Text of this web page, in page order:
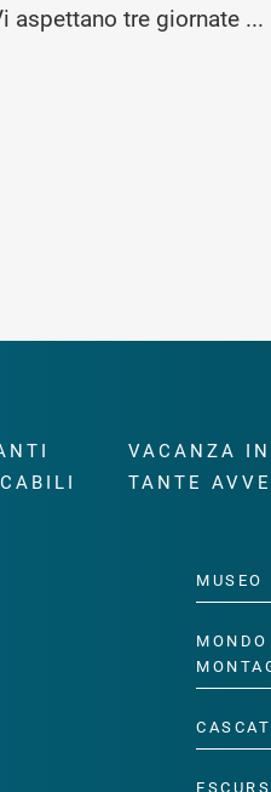
aspettano tre giornate ...
VACANZA
TANTE